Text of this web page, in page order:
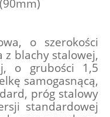
o szerokości
z blachy stalowej,
o grubości 1,5
samogasnącą,
próg stalowy
standardowej